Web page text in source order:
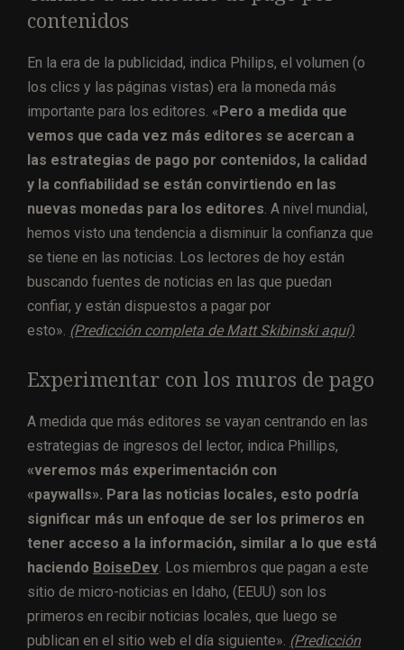
contenidos
En la era de la publicidad, indica Philips, el volumen (o
los clics y las páginas vistas) era la moneda más
importante para los editores. «Pero a medida que
vemos que cada vez más editores se acercan a
las estrategias de pago por contenidos, la calidad
y la confiabilidad se están convirtiendo en las
nuevas monedas para los editores . A nivel mundial,
hemos visto una tendencia a disminuir la confianza que
se tiene en las noticias. Los lectores de hoy están
buscando fuentes de noticias en las que puedan
confiar, y están dispuestos a pagar por
esto». (Predicción completa de Matt Skibinski aquí)
Experimentar con los muros de pago
A medida que más editores se vayan centrando en las
estrategias de ingresos del lector, indica Phillips,
«veremos más experimentación con
«paywalls». Para las noticias locales, esto podría
significar más un enfoque de ser los primeros en
tener acceso a la información, similar a lo que está
haciendo BoiseDev . Los miembros que pagan a este
sitio de micro-noticias en Idaho, (EEUU) son los
primeros en recibir noticias locales, que luego se
publican en el sitio web el día siguiente». (Predicción